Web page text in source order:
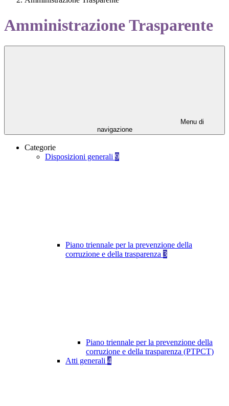
Amministrazione Trasparente
Menu di
navigazione
Categorie
Disposizioni generali 9
Piano triennale per la prevenzione della
corruzione e della trasparenza 3
Piano triennale per la prevenzione della
corruzione e della trasparenza (PTPCT)
Atti generali 4